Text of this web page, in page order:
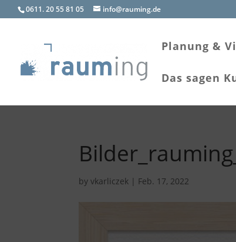
0611. 20 55 81 05 info@rauming.de
Planung &
Das sagen
byvkarliczek | Feb. 17, 2022